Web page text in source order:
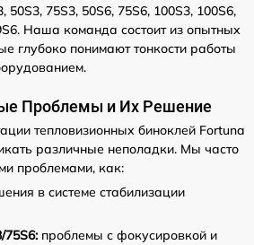
75S3, 50S6, 75S6, 100S3, 100S6,
Наша команда состоит из опытных
глубоко понимают тонкости работы
Проблемы и Их Решение
тепловизионных биноклей Fortuna
различные неполадки. Мы часто
проблемами, как:
в системе стабилизации
75S6: проблемы с фокусировкой и